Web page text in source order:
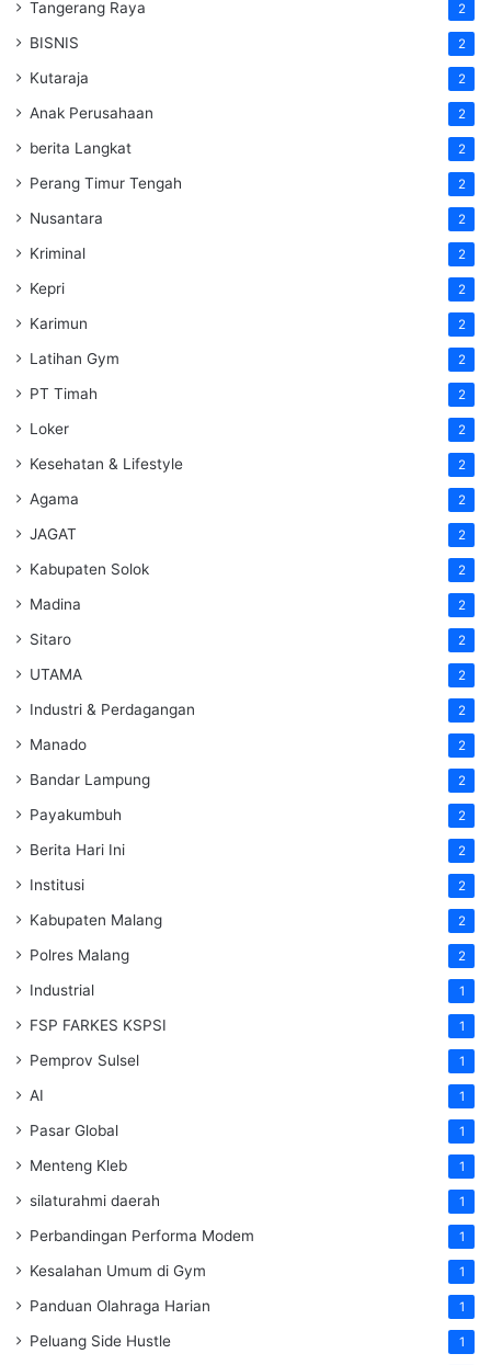
Tangerang Raya 2
BISNIS 2
Kutaraja 2
Anak Perusahaan 2
berita Langkat 2
Perang Timur Tengah 2
Nusantara 2
Kriminal 2
Kepri 2
Karimun 2
Latihan Gym 2
PT Timah 2
Loker 2
Kesehatan & Lifestyle 2
Agama 2
JAGAT 2
Kabupaten Solok 2
Madina 2
Sitaro 2
UTAMA 2
Industri & Perdagangan 2
Manado 2
Bandar Lampung 2
Payakumbuh 2
Berita Hari Ini 2
Institusi 2
Kabupaten Malang 2
Polres Malang 2
Industrial 1
FSP FARKES KSPSI 1
Pemprov Sulsel 1
AI 1
Pasar Global 1
Menteng Kleb 1
silaturahmi daerah 1
Perbandingan Performa Modem 1
Kesalahan Umum di Gym 1
Panduan Olahraga Harian 1
Peluang Side Hustle 1